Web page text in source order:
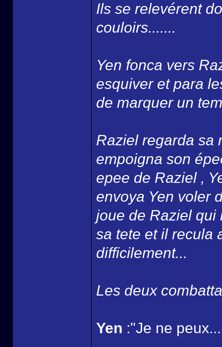
Ils se relevérent
couloirs.......
Yen fonca vers
esquiver et para
de marquer un
Raziel regarda sa
empoigna son
epee de Raziel ,
envoya Yen voler
joue de Raziel qui
sa tete et il recula
difficilement...
Les deux
Yen :"Je ne